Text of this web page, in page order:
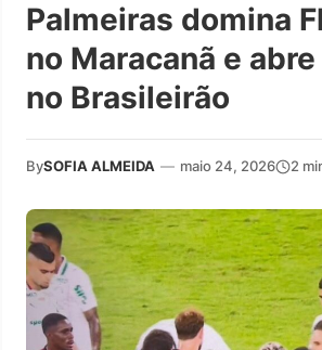
Palmeiras domina
no Maracanã e
no Brasileirão
BySOFIA ALMEIDA — maio 24, 2026 2